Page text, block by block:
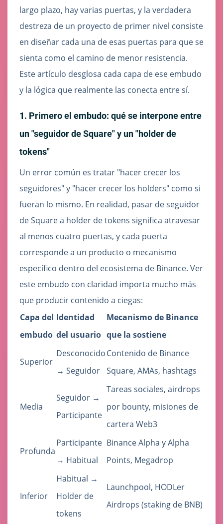
largo plazo, hay varias puertas, y la verdadera
destreza de un proyecto de primer nivel consiste
en diseñar cada una de esas puertas para que se
sienta como el camino de menor resistencia.
Este artículo desglosa cada capa de ese embudo
y la lógica que realmente las conecta entre sí.
1. Primero el embudo: qué se interpone entre
un "seguidor de Square" y un "holder de
tokens"
Un error común es tratar "hacer crecer los
seguidores" y "hacer crecer los holders" como si
fueran lo mismo. En realidad, pasar de seguidor
de Square a holder de tokens significa atravesar
al menos cuatro puertas, y cada puerta
corresponde a un producto o mecanismo
específico dentro del ecosistema de Binance. Ver
este embudo con claridad importa mucho más
que producir contenido a ciegas:
Capa del
embudo
Identidad
del usuario
Mecanismo de Binance
que la sostiene
Superior
Desconocido
→ Seguidor
Contenido de Binance
Square, AMAs, hashtags
Media
Seguidor →
Participante
Tareas sociales, airdrops
por bounty, misiones de
cartera Web3
Profunda
Participante
→ Habitual
Binance Alpha y Alpha
Points, Megadrop
Inferior
Habitual →
Holder de
tokens
Launchpool, HODLer
Airdrops (staking de BNB)